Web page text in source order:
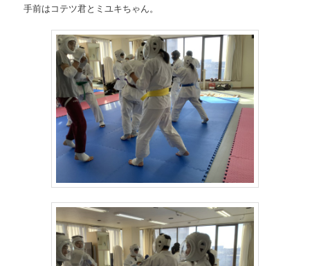
手前はコテツ君とミユキちゃん。